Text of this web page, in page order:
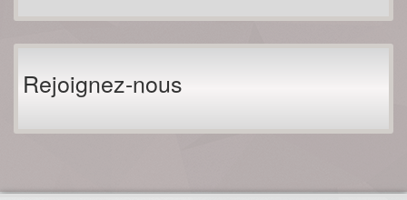
Rejoignez-nous